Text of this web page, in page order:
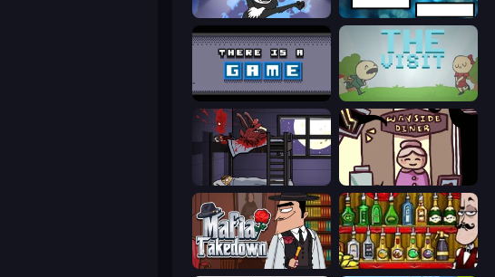
The Dumb Test
There Is No Game The Visit
The Visitor Diner in the Storm
Mafia Takedown Bartender The Right Mix